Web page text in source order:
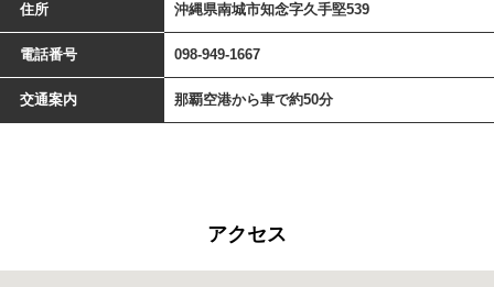
住所 沖縄県南城市知念字久手堅539
電話番号 098-949-1667
交通案内 那覇空港から車で約50分
アクセス